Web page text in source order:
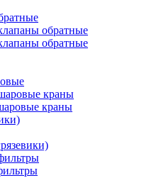
обратные
обратные
краны
краны